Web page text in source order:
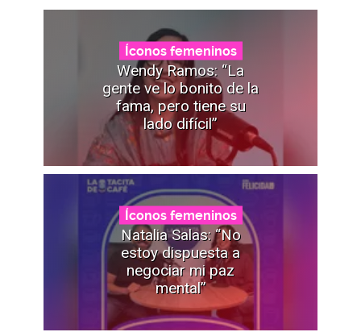
Íconos femeninos
Wendy Ramos: “La
gente ve lo bonito de la
fama, pero tiene su
lado difícil”
Íconos femeninos
Natalia Salas: “No
estoy dispuesta a
negociar mi paz
mental”